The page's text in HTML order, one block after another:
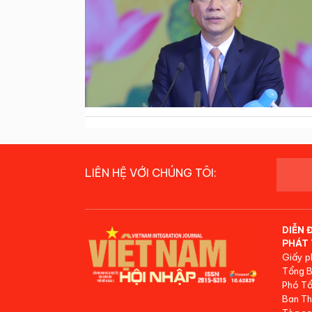
LIÊN HỆ VỚI CHÚNG TÔI:
DIỄN
PHÁT
Giấy
Tổng
Phó
Ban